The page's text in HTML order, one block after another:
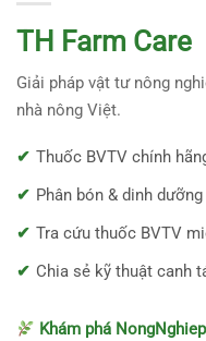
TH Farm Care
Giải pháp vật tư nông
nhà nông Việt.
Thuốc BVTV chính
Phân bón & dinh
Tra cứu thuốc BVTV
Chia sẻ kỹ thuật canh
Khám phá